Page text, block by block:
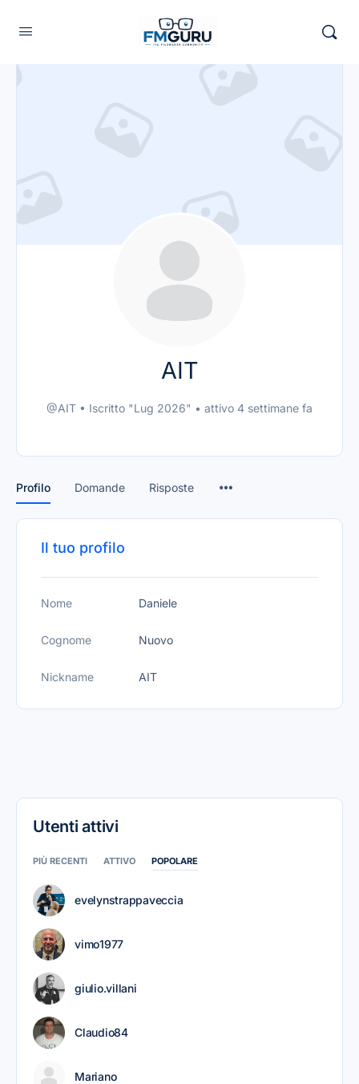
AIT
@AIT • Iscritto "Lug 2026" • attivo 4 settimane fa
Profilo Domande Risposte
Il tuo profilo
Nome Daniele
Cognome Nuovo
Nickname AIT
Utenti attivi
PIÙ RECENTI ATTIVO POPOLARE
evelynstrappaveccia
vimo1977
giulio.villani
Claudio84
Mariano